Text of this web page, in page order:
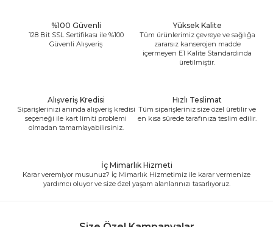
%100 Güvenli
128 Bit SSL Sertifikası ile %100
Güvenli Alışveriş
Yüksek Kalite
Tüm ürünlerimiz çevreye ve sağlığa
zararsız kanserojen madde
içermeyen E1 Kalite Standardında
üretilmiştir.
Alışveriş Kredisi
Siparişlerinizi anında alışveriş kredisi
seçeneği ile kart limiti problemi
olmadan tamamlayabilirsiniz.
Hızlı Teslimat
Tüm siparişleriniz size özel üretilir ve
en kısa sürede tarafınıza teslim edilir.
İç Mimarlık Hizmeti
Karar veremiyor musunuz? İç Mimarlık Hizmetimiz ile karar vermenize
yardımcı oluyor ve size özel yaşam alanlarınızı tasarlıyoruz.